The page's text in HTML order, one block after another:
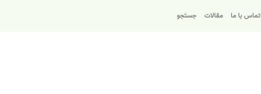
تماس با ما مقالات جستجو